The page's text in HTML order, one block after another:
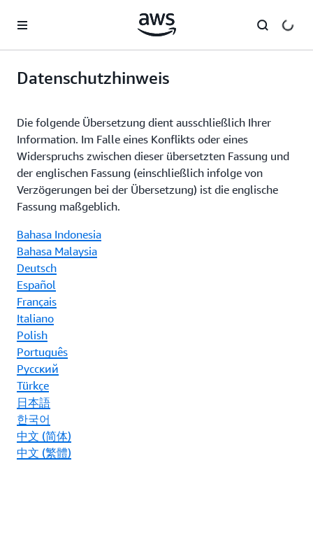
Überspringen zum Hauptinhalt
Datenschutzhinweis
Die folgende Übersetzung dient ausschließlich Ihrer
Information. Im Falle eines Konflikts oder eines
Widerspruchs zwischen dieser übersetzten Fassung und
der englischen Fassung (einschließlich infolge von
Verzögerungen bei der Übersetzung) ist die englische
Fassung maßgeblich.
Bahasa Indonesia
Bahasa Malaysia
Deutsch
Español
Français
Italiano
Polish
Português
Ρусский
Türkçe
日本語
한국어
中文 (简体)
中文 (繁體)